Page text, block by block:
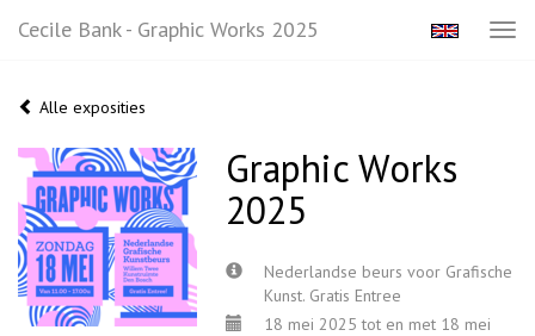
Cecile Bank - Graphic Works 2025
Alle exposities
Graphic Works
2025
Nederlandse beurs voor Grafische
Kunst. Gratis Entree
18 mei 2025 tot en met 18 mei